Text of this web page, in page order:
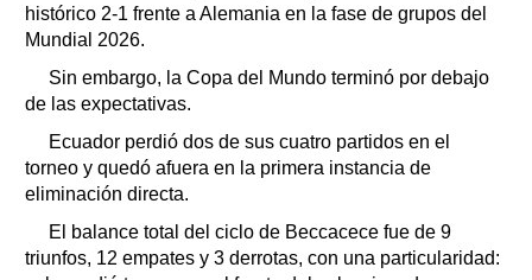
histórico 2-1 frente a Alemania en la fase de grupos del
Mundial 2026.
Sin embargo, la Copa del Mundo terminó por debajo
de las expectativas.
Ecuador perdió dos de sus cuatro partidos en el
torneo y quedó afuera en la primera instancia de
eliminación directa.
El balance total del ciclo de Beccacece fue de 9
triunfos, 12 empates y 3 derrotas, con una particularidad: